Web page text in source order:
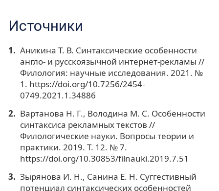
Источники
Аникина Т. В. Синтаксические особенности
англо- и русскоязычной интернет-рекламы //
Филология: научные исследования. 2021. №
1. https://doi.org/10.7256/2454-
0749.2021.1.34886
Вартанова Н. Г., Володина М. С. Особенности
синтаксиса рекламных текстов //
Филологические науки. Вопросы теории и
практики. 2019. Т. 12. № 7.
https://doi.org/10.30853/filnauki.2019.7.51
Зырянова И. Н., Санина Е. Н. Суггестивный
потенциал синтаксических особенностей